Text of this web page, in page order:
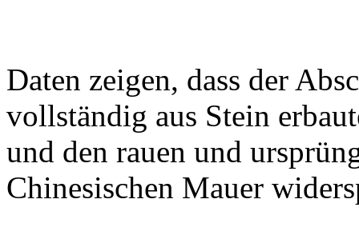
Daten zeigen, dass der
vollständig aus Stein
und den rauen und
Chinesischen Mauer